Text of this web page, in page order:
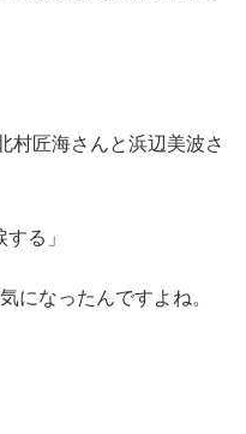
村匠海さんと浜辺美波さ
る」
になったんですよね。